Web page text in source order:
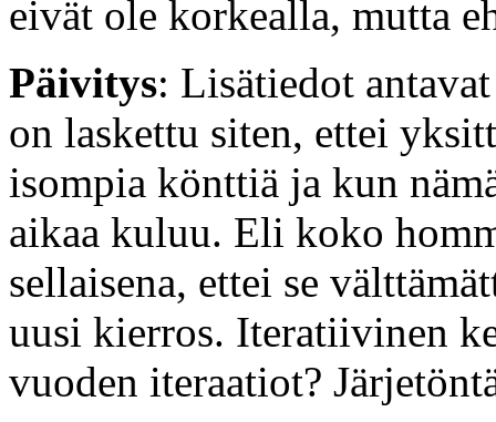
eivät ole korkealla, mutta
Päivitys: Lisätiedot
on laskettu siten, ettei
isompia könttiä ja kun
aikaa kuluu. Eli koko
sellaisena, ettei se
uusi kierros. Iteratiivinen
vuoden iteraatiot?